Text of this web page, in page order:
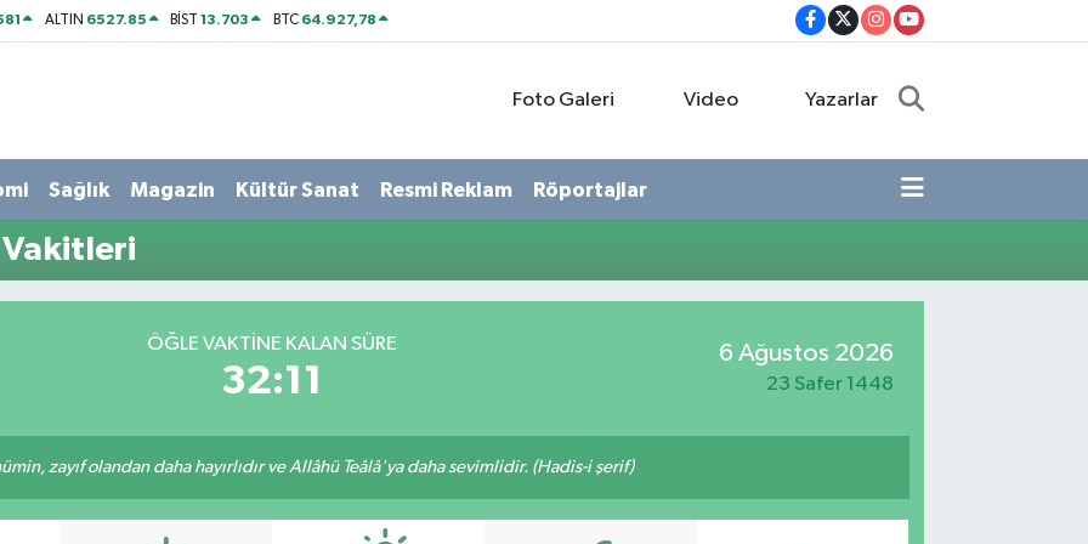
ALTIN 6527.85 BİST13.703 BTC 64.927,78
Foto Galeri Video Yazarlar
Sağlık Magazin Kültür Sanat Resmi Reklam Röportajlar
ÖĞLE VAKTINE KALAN SÜRE
32:10
6 Ağustos 2026
23 Safer 1448
zayıf olandan daha hayırlıdır ve Allâhü Teâlâ'ya daha sevimlidir. (Hadis-i şerif)